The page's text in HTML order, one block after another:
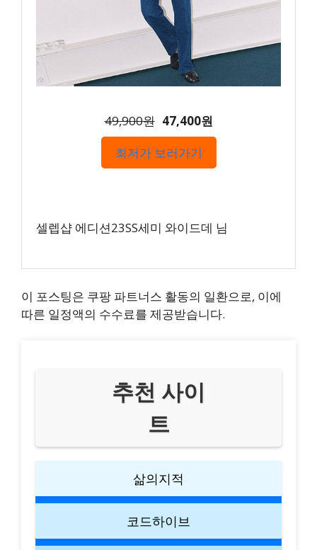
49,900원 47,400원
최저가 보러가기
셀렙샵 에디션23SS세미 와이드데 님
이 포스팅은 쿠팡 파트너스 활동의 일환으로, 이에
따른 일정액의 수수료를 제공받습니다.
추천 사이
트
삶의지적
코드하이브